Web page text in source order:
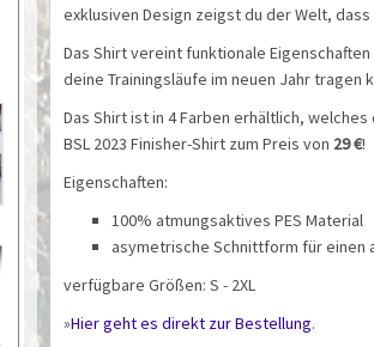
exklusiven Design zeigst du der Welt,
Das Shirt vereint funktionale
deine Trainingsläufe im neuen Jahr tragen
Das Shirt ist in 4 Farben erhältlich,
BSL 2023 Finisher-Shirt zum Preis von 29 €!
Eigenschaften:
100% atmungsaktives PES Material
asymetrische Schnittform für einen
verfügbare Größen: S - 2XL
»Hier geht es direkt zur Bestellung.